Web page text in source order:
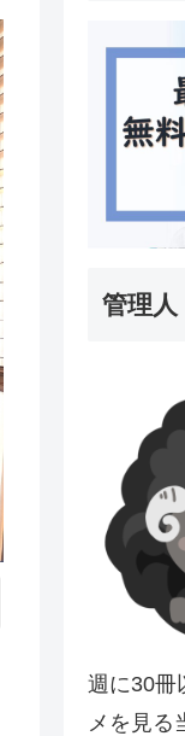
管理
週に30冊
メを見る